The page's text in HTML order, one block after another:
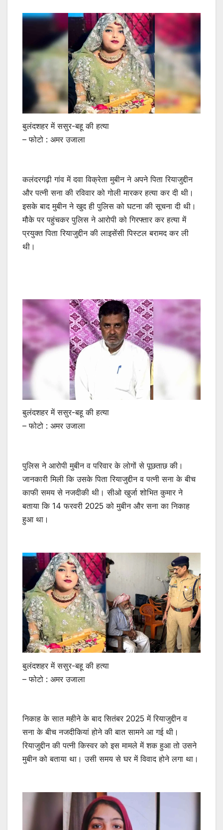
बुलंदशहर में ससुर-बहू की हत्या
– फोटो : अमर उजाला
कलंदरगढ़ी गांव में दवा विक्रेता मुबीन ने अपने पिता रियाजुद्दीन
और पत्नी सना की रविवार को गोली मारकर हत्या कर दी थी।
इसके बाद मुबीन ने खुद ही पुलिस को घटना की सूचना दी थी।
मौके पर पहुंचकर पुलिस ने आरोपी को गिरफ्तार कर हत्या में
प्रयुक्त पिता रियाजुद्दीन की लाइसेंसी पिस्टल बरामद कर ली
थी।
बुलंदशहर में ससुर-बहू की हत्या
– फोटो : अमर उजाला
पुलिस ने आरोपी मुबीन व परिवार के लोगों से पूछताछ की।
जानकारी मिली कि उसके पिता रियाजुद्दीन व पत्नी सना के बीच
काफी समय से नजदीकी थी। सीओ खुर्जा शोभित कुमार ने
बताया कि 14 फरवरी 2025 को मुबीन और सना का निकाह
हुआ था।
बुलंदशहर में ससुर-बहू की हत्या
– फोटो : अमर उजाला
निकाह के सात महीने के बाद सितंबर 2025 में रियाजुद्दीन व
सना के बीच नजदीकियां होने की बात सामने आ गई थी।
रियाजुद्दीन की पत्नी किस्वर को इस मामले में शक हुआ तो उसने
मुबीन को बताया था। उसी समय से घर में विवाद होने लगा था।